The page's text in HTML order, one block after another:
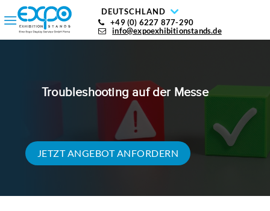
DEUTSCHLAND
+49 (0) 6227 877-290
info@expoexhibitionstands.de
Troubleshooting auf der Messe
JETZT ANGEBOT ANFORDERN